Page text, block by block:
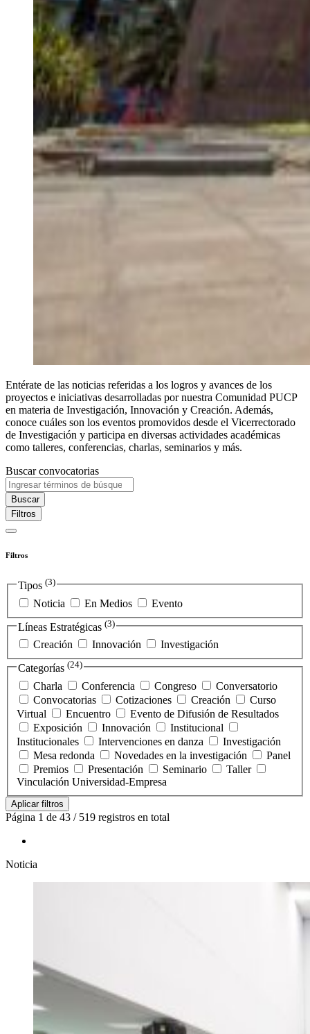
Entérate de las noticias referidas a los logros y avances de los
proyectos e iniciativas desarrolladas por nuestra Comunidad PUCP
en materia de Investigación, Innovación y Creación. Además,
conoce cuáles son los eventos promovidos desde el Vicerrectorado
de Investigación y participa en diversas actividades académicas
como talleres, conferencias, charlas, seminarios y más.
Buscar convocatorias
Buscar
Filtros
Filtros
Tipos (3)
Noticia En Medios
Evento
Líneas Estratégicas (3)
Creación Innovación
Investigación
Categorías (24)
Charla Conferencia Congreso
Conversatorio
Convocatorias
Cotizaciones Creación
Curso
Virtual
Encuentro
Evento de Difusión de Resultados
Exposición
Innovación
Institucional
Institucionales
Intervenciones en danza
Investigación
Mesa redonda
Novedades en la investigación
Panel
Premios
Presentación Seminario
Taller
Vinculación Universidad-Empresa
Aplicar filtros
Página 1 de 43 / 519 registros en total
Noticia